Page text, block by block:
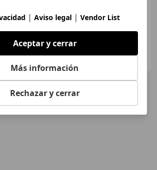
CIUDAD DEL AUTOMÓVIL
| Aviso legal | Vendor List
Aceptar y cerrar
Más información
Rechazar y cerrar